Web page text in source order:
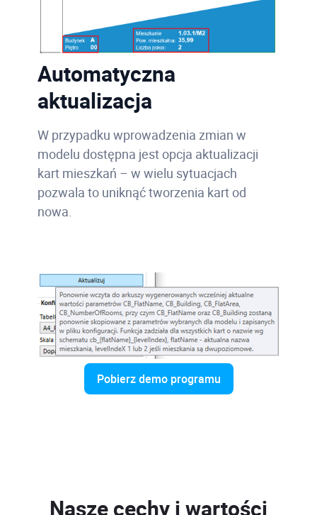
Automatyczna
aktualizacja
W przypadku wprowadzenia zmian w
modelu dostępna jest opcja aktualizacji
kart mieszkań – w wielu sytuacjach
pozwala to uniknąć tworzenia kart od
nowa.
Pobierz demo programu
Nasze cechy i wartości